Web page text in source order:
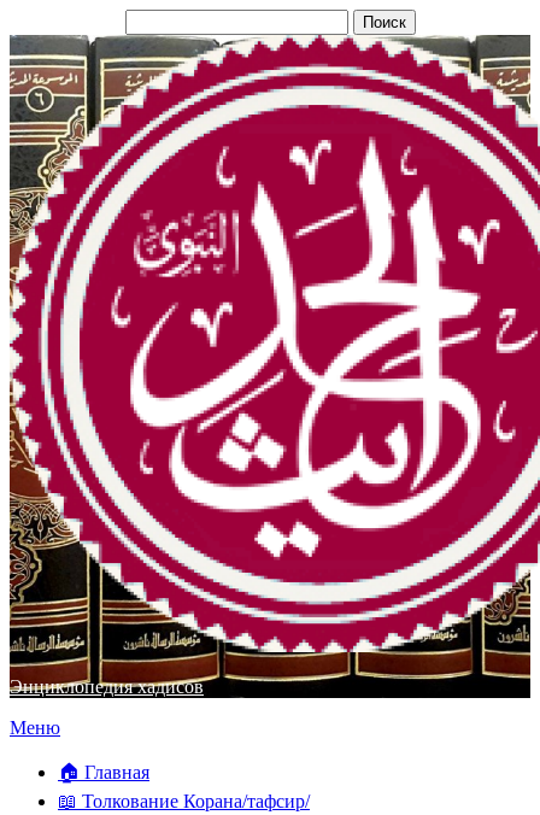
Энциклопедия хадисов
Перейти
содержимому
Меню
🏠 Главная
📖 Толкование Корана/тафсир/